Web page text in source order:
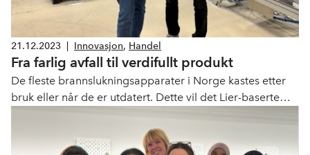
21.12.2023 Innovasjon, Handel
Fra farlig avfall til verdifullt produkt
De fleste brannslukningsapparater i Norge kastes etter
bruk eller når de er utdatert. Dette vil det Lier-baserte
Slåkke. Deres løsning skaper nye arbeidsplasser og
bidrar til stor reduksjon av CO2-utslipp.